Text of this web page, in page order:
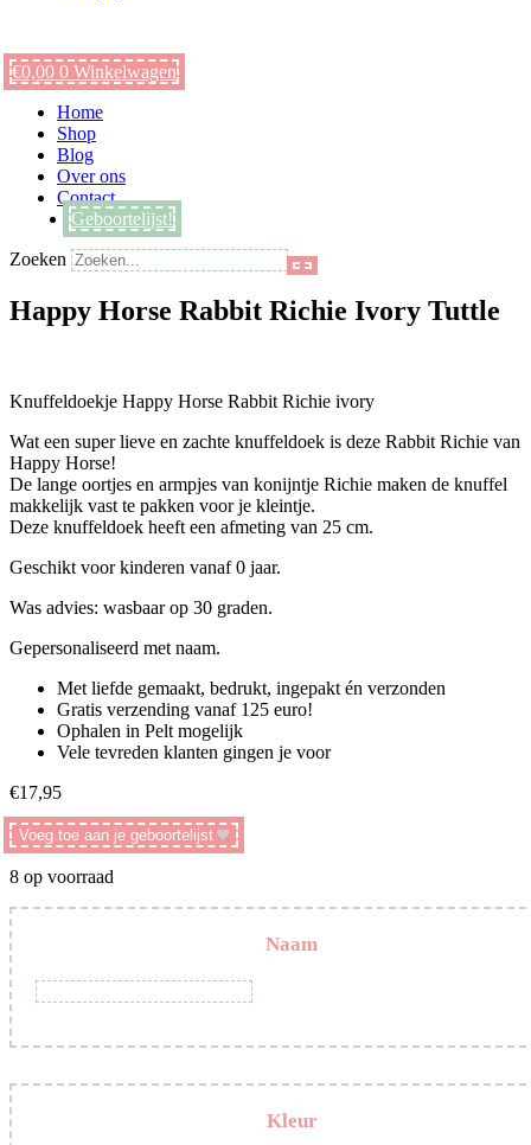
€0,00 0 Winkelwagen
Main
Menu
Home
Shop
Blog
Over ons
Contact
Geboortelijst!
Zoeken
Happy Horse Rabbit Richie Ivory Tuttle
Knuffeldoekje Happy Horse Rabbit Richie ivory
Wat een super lieve en zachte knuffeldoek is deze Rabbit Richie van
Happy Horse!
De lange oortjes en armpjes van konijntje Richie maken de knuffel
makkelijk vast te pakken voor je kleintje.
Deze knuffeldoek heeft een afmeting van 25 cm.
Geschikt voor kinderen vanaf 0 jaar.
Was advies: wasbaar op 30 graden.
Gepersonaliseerd met naam.
Met liefde gemaakt, bedrukt, ingepakt én verzonden
Gratis verzending vanaf 125 euro!
Ophalen in Pelt mogelijk
Vele tevreden klanten gingen je voor
€17,95
Voeg toe aan je geboortelijst
8 op voorraad
Naam
Kleur